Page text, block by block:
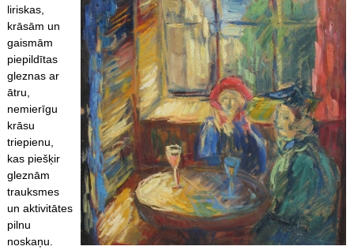
liriskas,
krāsām un
gaismām
piepildītas
gleznas ar
ātru,
nemierīgu
krāsu
triepienu,
kas piešķir
gleznām
trauksmes
un aktivitātes
pilnu
noskaņu.